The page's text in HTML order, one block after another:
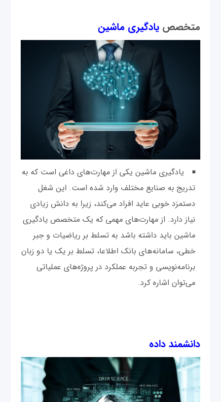
متخصصیادگیری ماشین
یادگیری ماشین یکی از مهارت‌های داغی است که به
تدریج به صنایع مختلف وارد شده است. این شغل
دستمزد خوبی عاید افراد می‌کند، زیرا به دانش زیادی
نیاز دارد. از مهارت‌های مهمی که یک متخصص یادگیری
ماشین باید داشته باشد به تسلط بر ریاضیات و جبر
خطی، سامانه‌های بانک اطلاعا، تسلط بر یک یا دو زبان
برنامه‌نویسی و تجربه عملکرد در پروژه‌های عملیاتی
می‌توان اشاره کرد.
دانشمند داده